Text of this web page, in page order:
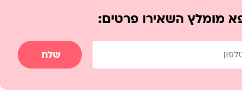
מומלץ השאירו פרטים:
שלח